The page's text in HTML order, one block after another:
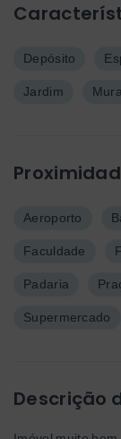
Depósito
Jardim
Aeroporto
Faculdade
Padaria
Supermercado
Descrição